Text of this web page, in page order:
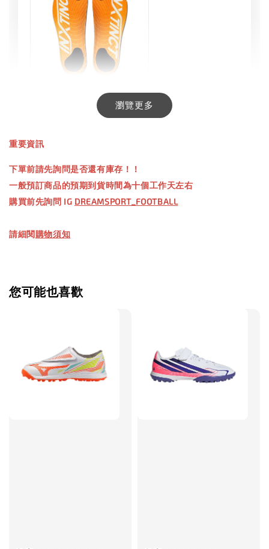
INXTINCT 生活日用鞋墊
NT$ 550.00
加入購物車
瀏覽更多
重要資訊
下單前請先詢問是否還有庫存！！
一般預訂商品的預期到貨時間為十個工作天左右
購買前先詢問 IG DREAMSPORT_FOOTBALL
請細閱購物須知
您可能也喜歡